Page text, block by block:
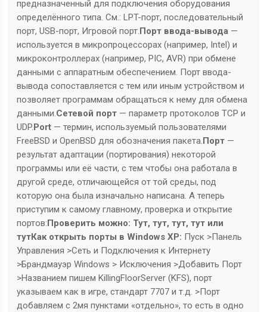
предназначенный для подключения оборудования
определённого типа. См.: LPT-порт, последовательный
порт, USB-порт, Игровой порт. Порт ввода-вывода —
используется в микропроцессорах (например, Intel) и
микроконтроллерах (например, PIC, AVR) при обмене
данными с аппаратным обеспечением. Порт ввода-
вывода сопоставляется с тем или иным устройством и
позволяет программам обращаться к нему для обмена
данными.Сетевой порт — параметр протоколов TCP и
UDP. Port — термин, используемый пользователями
FreeBSD и OpenBSD для обозначения пакета. Порт —
результат адаптации (портирования) некоторой
программы или её части, с тем чтобы она работала в
другой среде, отличающейся от той среды, под
которую она была изначально написана. А теперь
приступим к самому главному, проверка и открытие
портов: Проверить можно: Тут, тут, тут, тут или
тутКак открыть порты в Windows XP: Пуск >Панель
Управления >Сеть и Подключения к Интернету
>Брандмауэр Windows > Исключения >Добавить Порт
>Названием пишем KillingFloorServer (KFS), порт
указываем как в игре, стандарт 7707 и т.д. >Порт
добавляем с 2мя пунктами «отдельно», то есть в одно